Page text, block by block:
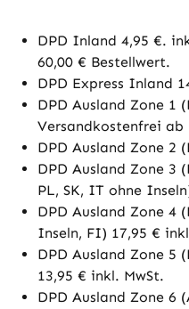
DPD Inland 4,95 €.
60,00 € Bestellwert.
DPD Express Inland
DPD Ausland Zone 1
Versandkostenfrei ab
DPD Ausland Zone 2
DPD Ausland Zone 3
PL, SK, IT ohne
DPD Ausland Zone 4
Inseln, FI) 17,95 €
DPD Ausland Zone 5
13,95 € inkl. MwSt.
DPD Ausland Zone 6